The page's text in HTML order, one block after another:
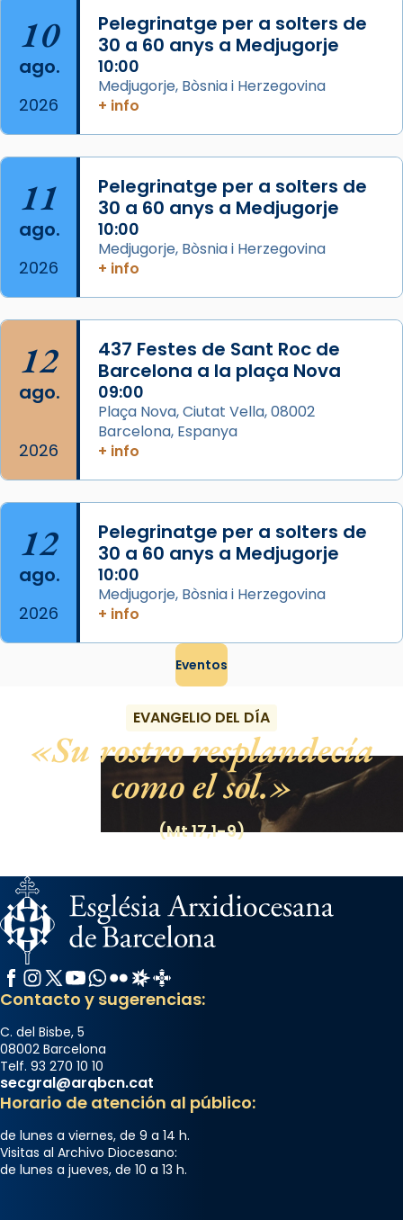
Arquebisbat de Barcelona
2 weeks ago
Memòria de les santes Juliana i
Acompanyant la història de sant Cugat, a
partir de l’Edat Mitjana sorgeix la tradició
que les santes Juliana (“relatiu a Júlia”) i
Semproniana (“relatiu a Semprònia =
eterna”) són deixebles seves. I l’any 1667, el
frare Joan Gaspar Roig, afirma en una obra
que les santes són filles de l’antiga Iluro.
Mataró en reivindicarà les relíq
Foto
View on Facebook · Share
10
ago.
2026
Pelegrinatge per a solters de
30 a 60 anys a Medjugorje
10:00
Medjugorje, Bòsnia i Herzegovina
+ info
11
ago.
2026
Pelegrinatge per a solters de
30 a 60 anys a Medjugorje
10:00
Medjugorje, Bòsnia i Herzegovina
+ info
12
ago.
2026
437 Festes de Sant Roc de
Barcelona a la plaça Nova
09:00
Plaça Nova, Ciutat Vella, 08002
Barcelona, Espanya
+ info
12
ago.
2026
Pelegrinatge per a solters de
30 a 60 anys a Medjugorje
10:00
Medjugorje, Bòsnia i Herzegovina
+ info
Eventos
EVANGELIO DEL DÍA
Su rostro resplandecía
como el sol.
(Mt 17,1-9)
Facebook
Instagram
X / Twitter
YouTube
WhatsApp
FlickrRadio Estel
Catalunya Cristiana
Contacto y sugerencias:
C. del Bisbe, 5
08002 Barcelona
Telf. 93 270 10 10
secgral@arqbcn.cat
Horario de atención al público:
de lunes a viernes, de 9 a 14 h.
Visitas al Archivo Diocesano:
de lunes a jueves, de 10 a 13 h.